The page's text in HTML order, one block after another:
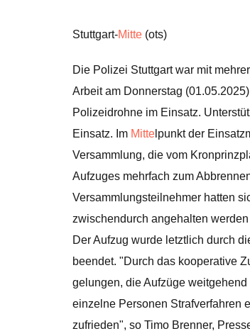
Stuttgart-Mitte (ots)
Die Polizei Stuttgart war mit
Arbeit am Donnerstag
Polizeidrohne im Einsatz.
Einsatz. Im Mitte lpunkt der
Versammlung, die vom
Aufzuges mehrfach zum
Versammlungsteilnehmer hatten
zwischendurch angehalten
Der Aufzug wurde letztlich durch
beendet. "Durch das kooperative
gelungen, die Aufzüge
einzelne Personen Strafverfahren
zufrieden", so Timo Brenner,